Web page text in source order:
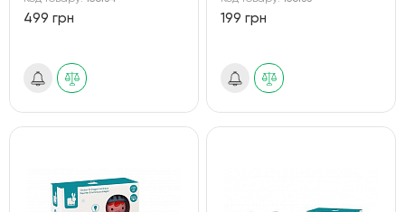
499 грн 199 грн